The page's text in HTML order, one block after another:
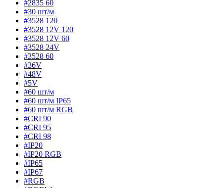
#2835 60
#30 шт/м
#3528 120
#3528 12V 120
#3528 12V 60
#3528 24V
#3528 60
#36V
#48V
#5V
#60 шт/м
#60 шт/м IP65
#60 шт/м RGB
#CRI 90
#CRI 95
#CRI 98
#IP20
#IP20 RGB
#IP65
#IP67
#RGB